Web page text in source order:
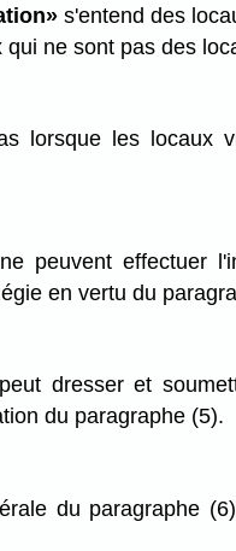
s'entend des
ne sont pas des
lorsque les locaux
peuvent effectuer
en vertu du
dresser et
du paragraphe
du paragraphe